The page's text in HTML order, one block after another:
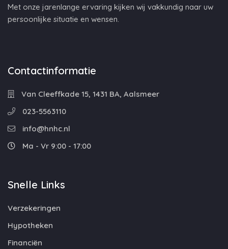
Met onze jarenlange ervaring kijken wij vakkundig naar uw
persoonlijke situatie en wensen.
Contactinformatie
Van Cleeffkade 15, 1431 BA, Aalsmeer
023-5563110
info@hnhc.nl
Ma - Vr 9:00 - 17:00
Snelle Links
Verzekeringen
Hypotheken
Financiën